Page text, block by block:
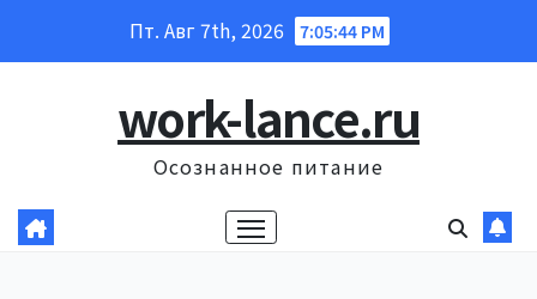
Пт. Авг 7th, 2026 7:05:45 PM
work-lance.ru
Осознанное питание